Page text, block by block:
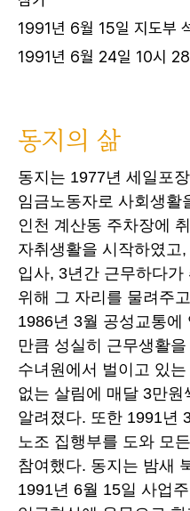
1991년 6월 15일 지도부
1991년 6월 24일 10시
동지의 삶
동지는 1977년 세일포
임금노동자로 사회생활
인천 계산동 주차장에
자취생활을 시작하였고
입사, 3년간 근무하다
위해 그 자리를 물려주
1986년 3월 공성교통
만큼 성실히 근무생활
수녀원에서 벌이고 있
없는 살림에 매달 3만원
알려졌다. 또한 1991년
노조 집행부를 도와 모
참여했다. 동지는 밤새
1991년 6월 15일 사업